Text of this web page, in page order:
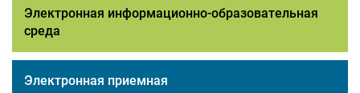
Электронная информационно-образовательная
среда
Электронная приемная